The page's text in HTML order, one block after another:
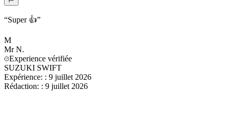
“Super 👍”
M
Mr N.
Experience vérifiée
SUZUKI SWIFT
Expérience: : 9 juillet 2026
Rédaction: : 9 juillet 2026